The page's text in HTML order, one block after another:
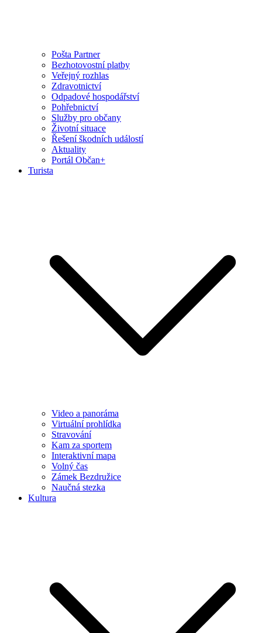
Pošta Partner
Bezhotovostní platby
Veřejný rozhlas
Zdravotnictví
Odpadové hospodářství
Pohřebnictví
Služby pro občany
Životní situace
Řešení škodních událostí
Aktuality
Portál Občan+
Turista
Video a panoráma
Virtuální prohlídka
Stravování
Kam za sportem
Interaktivní mapa
Volný čas
Zámek Bezdružice
Naučná stezka
Kultura